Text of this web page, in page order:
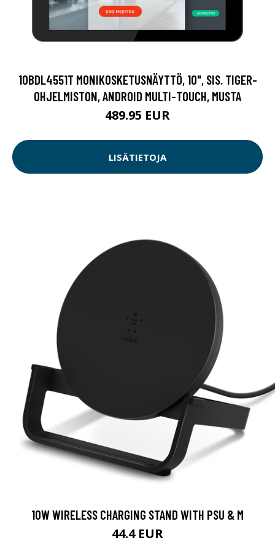
10BDL4551T MONIKOSKETUSNÄYTTÖ, 10", SIS. TIGER-
OHJELMISTON, ANDROID MULTI-TOUCH, MUSTA
489.95 EUR
LISÄTIETOJA
10W WIRELESS CHARGING STAND WITH PSU & M
44.4 EUR